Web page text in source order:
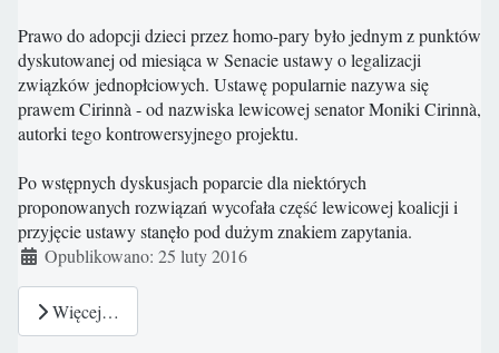
Prawo do adopcji dzieci przez homo-pary było jednym z punktów
dyskutowanej od miesiąca w Senacie ustawy o legalizacji
związków jednopłciowych. Ustawę popularnie nazywa się
prawem Cirinnà - od nazwiska lewicowej senator Moniki Cirinnà,
autorki tego kontrowersyjnego projektu.
Po wstępnych dyskusjach poparcie dla niektórych
proponowanych rozwiązań wycofała część lewicowej koalicji i
przyjęcie ustawy stanęło pod dużym znakiem zapytania.
Szczegóły
Opublikowano: 25 luty 2016
Więcej…